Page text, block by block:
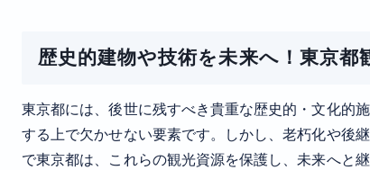
歴史的建物や技術を未来へ！東京都
東京都には、後世に残すべき貴重な歴史的・文化的
する上で欠かせない要素です。しかし、老朽化や後
で東京都は、これらの観光資源を保護し、未来へと